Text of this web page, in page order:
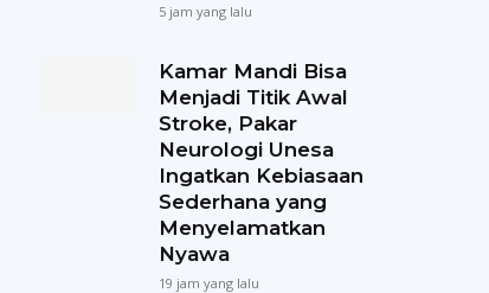
5 jam yang lalu
Kamar Mandi Bisa
Menjadi Titik Awal
Stroke, Pakar
Neurologi Unesa
Ingatkan Kebiasaan
Sederhana yang
Menyelamatkan
Nyawa
19 jam yang lalu